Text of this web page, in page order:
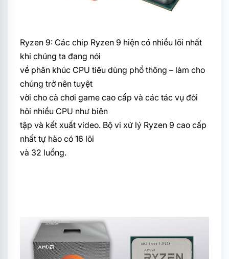
Ryzen 9: Các chip Ryzen 9 hiện có nhiều lõi nhất
khi chúng ta đang nói
về phân khúc CPU tiêu dùng phổ thông – làm cho
chúng trở nên tuyệt
vời cho cả chơi game cao cấp và các tác vụ đòi
hỏi nhiều CPU như biên
tập và kết xuất video. Bộ vi xử lý Ryzen 9 cao cấp
nhất tự hào có 16 lõi
và 32 luồng.